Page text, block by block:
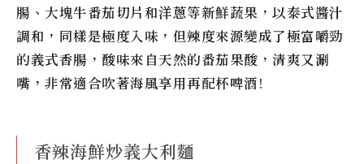
腸、大塊牛番茄切片和洋蔥等新鮮蔬果，以泰式醬汁
調和，同樣是極度入味，但辣度來源變成了極富嚼勁
的義式香腸，酸味來自天然的番茄果酸，清爽又涮
嘴，非常適合吹著海風享用再配杯啤酒!
香辣海鮮炒義大利麵